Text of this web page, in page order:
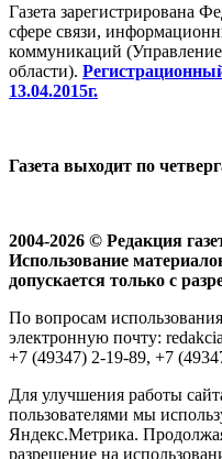
Газета зарегистрирована
сфере связи,
коммуникаций
области).
13.04.2015г.
Газета выходит по
2004-2026 © Редакция
Использование
допускается только с
По вопросам
электронную почту:
+7 (49347) 2-19-89, +7
Для улучшения работы
пользователями мы
Яндекс.Метрика.
разрешение на